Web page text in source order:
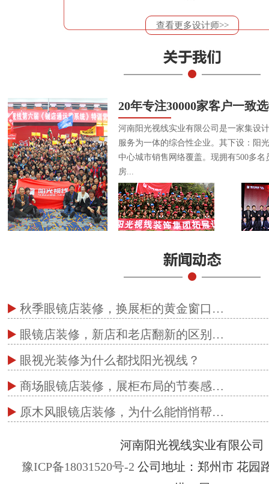
查看更多设计师>>
20年专注30000家客户一致
河南阳光视线实业有限公司是一家集设
服务为一体的综合性企业。其下设：阳
中心城市销售网络覆盖。现拥有500多
房...
秋季眼镜店装修，换展柜的黄金窗口…
眼镜店装修，新店和老店翻新的区别…
眼视光装修为什么都找阳光视线？
商场眼镜店装修，展柜布局的节奏感…
原木风眼镜店装修，为什么能悄悄帮…
河南阳光视线实业有限公司
豫ICP备18031520号-2 公司地址：郑州市 花园